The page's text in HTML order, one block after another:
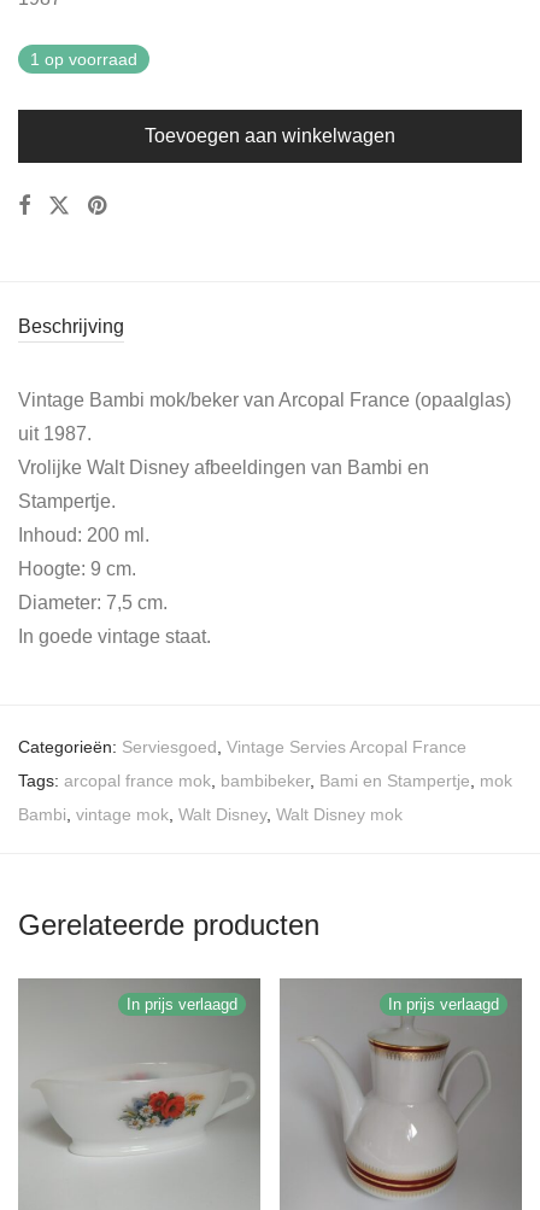
1 op voorraad
Toevoegen aan winkelwagen
Beschrijving
Vintage Bambi mok/beker van Arcopal France (opaalglas)
uit 1987.
Vrolijke Walt Disney afbeeldingen van Bambi en
Stampertje.
Inhoud: 200 ml.
Hoogte: 9 cm.
Diameter: 7,5 cm.
In goede vintage staat.
Categorieën: Serviesgoed Vintage Servies Arcopal France
Tags: arcopal france mok bambibeker, Bami en Stampertje
mok
Bambi vintage mok Walt Disney, Walt Disney mok
Gerelateerde producten
In prijs verlaagd In prijs verlaagd